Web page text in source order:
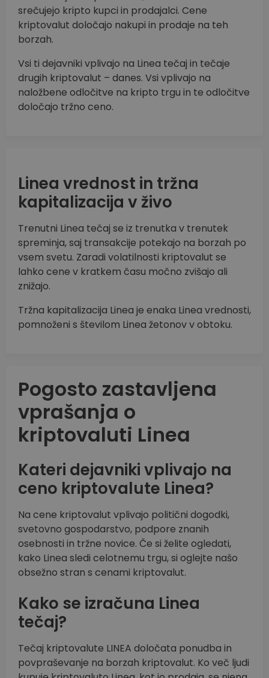
srečujejo kripto kupci in prodajalci. Cene
kriptovalut določajo nakupi in prodaje na teh
borzah.
Vsi ti dejavniki vplivajo na Linea tečaj in tečaje
drugih kriptovalut – danes. Vsi vplivajo na
naložbene odločitve na kripto trgu in te odločitve
določajo tržno ceno.
Linea vrednost in tržna
kapitalizacija v živo
Trenutni Linea tečaj se iz trenutka v trenutek
spreminja, saj transakcije potekajo na borzah po
vsem svetu. Zaradi volatilnosti kriptovalut se
lahko cene v kratkem času močno zvišajo ali
znižajo.
Tržna kapitalizacija Linea je enaka Linea vrednosti,
pomnoženi s številom Linea žetonov v obtoku.
Pogosto zastavljena
vprašanja o
kriptovaluti Linea
Kateri dejavniki vplivajo na
ceno kriptovalute Linea?
Na cene kriptovalut vplivajo politični dogodki,
svetovno gospodarstvo, podpore znanih
osebnosti in tržne novice. Če si želite ogledati,
kako Linea sledi celotnemu trgu, si oglejte našo
obsežno stran s cenami kriptovalut.
Kako se izračuna Linea
tečaj?
Tečaj kriptovalute LINEA določata ponudba in
povpraševanje na borzah kriptovalut. Ko več ljudi